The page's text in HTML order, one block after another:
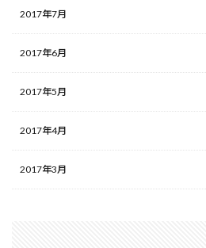
2017年7月
2017年6月
2017年5月
2017年4月
2017年3月